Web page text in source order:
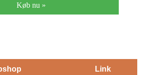
Køb nu »
Link